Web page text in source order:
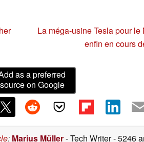
La méga-usine Tesla pour le
enfin en cours
as a preferred
source on Google
: Marius Müller- Tech Writer- 5246